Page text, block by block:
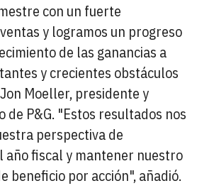
con un fuerte
y logramos un progreso
de las ganancias a
y crecientes obstáculos
Moeller, presidente y
de P&G. "Estos resultados nos
perspectiva de
año fiscal y mantener nuestro
beneficio por acción", añadió.